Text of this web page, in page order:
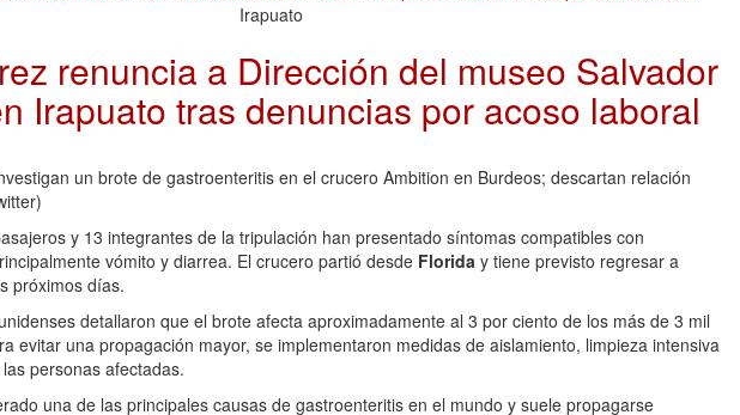
Irapuato
renuncia a Dirección del museo Salvador
Irapuato tras denuncias por acoso laboral
un brote de gastroenteritis en el crucero Ambition en Burdeos; descartan relación
y 13 integrantes de la tripulación han presentado síntomas compatibles con
vómito y diarrea. El crucero partió desde Florida y tiene previsto regresar a
próximos días.
detallaron que el brote afecta aproximadamente al 3 por ciento de los más de 3 mil
evitar una propagación mayor, se implementaron medidas de aislamiento, limpieza intensiva
personas afectadas.
una de las principales causas de gastroenteritis en el mundo y suele propagarse